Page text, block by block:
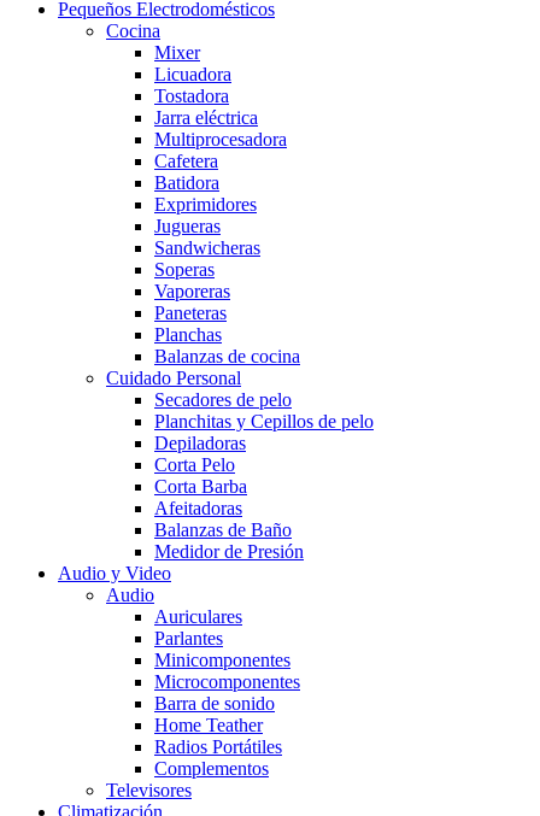
Pequeños Electrodomésticos
Cocina
Mixer
Licuadora
Tostadora
Jarra eléctrica
Multiprocesadora
Cafetera
Batidora
Exprimidores
Jugueras
Sandwicheras
Soperas
Vaporeras
Paneteras
Planchas
Balanzas de cocina
Cuidado Personal
Secadores de pelo
Planchitas y Cepillos de pelo
Depiladoras
Corta Pelo
Corta Barba
Afeitadoras
Balanzas de Baño
Medidor de Presión
Audio y Video
Audio
Auriculares
Parlantes
Minicomponentes
Microcomponentes
Barra de sonido
Home Teather
Radios Portátiles
Complementos
Televisores
Climatización